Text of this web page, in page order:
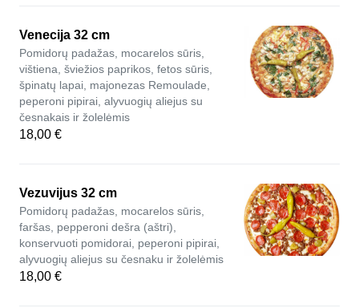
Venecija 32 cm
Pomidorų padažas, mocarelos sūris,
vištiena, šviežios paprikos, fetos sūris,
špinatų lapai, majonezas Remoulade,
peperoni pipirai, alyvuogių aliejus su
česnakais ir žolelėmis
18,00 €
Vezuvijus 32 cm
Pomidorų padažas, mocarelos sūris,
faršas, pepperoni dešra (aštri),
konservuoti pomidorai, peperoni pipirai,
alyvuogių aliejus su česnaku ir žolelėmis
18,00 €